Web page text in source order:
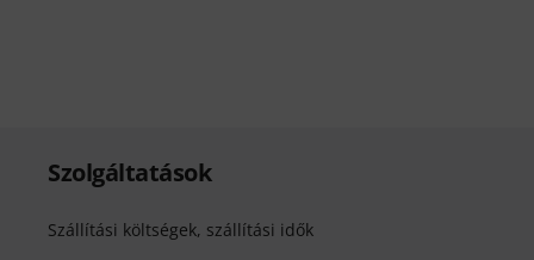
Szolgáltatások
Szállítási költségek, szállítási idők